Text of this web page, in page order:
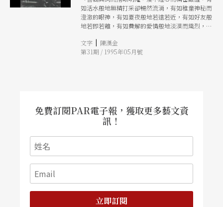
如活水般地無精打采卻暢然流淌，有如稚童神秘而
澄澈的眼神，有如夏夜般地若遠若近，有如好友般
地若即若離，有如費解的愛情般地淡漠而熾烈，這
極端屬性而令人難以捉摸的本質正是佛瑞音樂的特
性。
文字 | 陳漢金
第31期 / 1995年05月號
免費訂閱PAR電子報，獲取更多藝文資
訊！
立即訂閱